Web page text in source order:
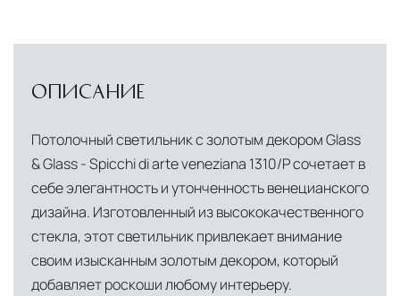
ОПИСАНИЕ
Потолочный светильник с золотым декором Glass
& Glass - Spicchi di arte veneziana 1310/P сочетает в
себе элегантность и утонченность венецианского
дизайна. Изготовленный из высококачественного
стекла, этот светильник привлекает внимание
своим изысканным золотым декором, который
добавляет роскоши любому интерьеру.